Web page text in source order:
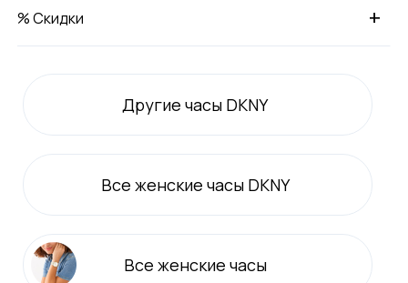
+
% Скидки
Другие часы DKNY
Все женские часы DKNY
Все женские часы